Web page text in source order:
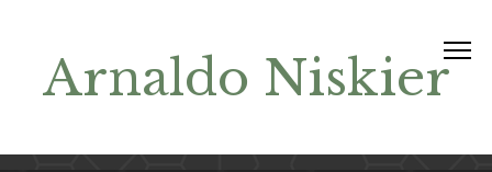
Arnaldo Niskier